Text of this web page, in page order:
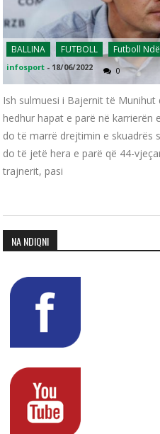
BALLINA FUTBOLL Futboll
infosport - 18/06/2022 0
Ish sulmuesi i Bajernit të
hedhur hapat e parë në karrierën
do të marrë drejtimin e skuadrës
do të jetë hera e parë që 44-
trajnerit, pasi
NA NDIQNI